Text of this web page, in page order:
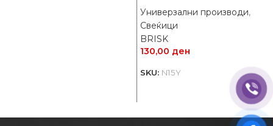
Универзални производи,
Свеќици
BRISK
130,00 ден
SKU: N15Y